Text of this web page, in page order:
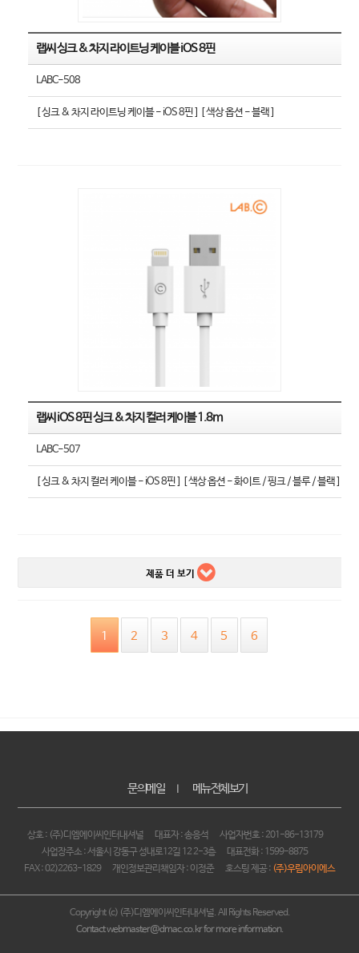
랩씨 싱크 & 차지 라이트닝 케이블 iOS 8핀
LABC-508
[ 싱크 & 차지 라이트닝 케이블 - iOS 8핀 ] [ 색상 옵션 - 블랙 ]
랩씨 iOS 8핀 싱크 & 차지 컬러 케이블 1.8m
LABC-507
[ 싱크 & 차지 컬러 케이블 - iOS 8핀 ] [ 색상 옵션 - 화이트 / 핑크 / 블루 / 블랙 ]
제품 더 보기
1 2 3 4 5 6
문의메일 메뉴전체보기
상호 : (주)디엠에이씨인터내셔널 대표자 : 송응석
사업자번호 : 201-86-13179
사업장주소 : 서울시 강동구 성내로12길 12 2-3층
대표전화 : 1599-8875
FAX : 02)2263-1829
개인정보관리책임자 : 이정준 호스팅 제공 : (주)우림아이에스
Copyright (c) (주)디엠에이씨인터내셔널. All Rights Reserved.
Contact webmaster@dmac.co.kr for more information.